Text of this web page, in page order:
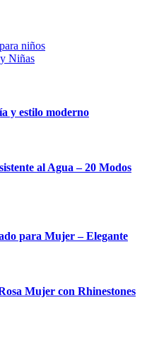
niños
Niñas
y estilo moderno
al Agua – 20 Modos
para Mujer – Elegante
Mujer con Rhinestones